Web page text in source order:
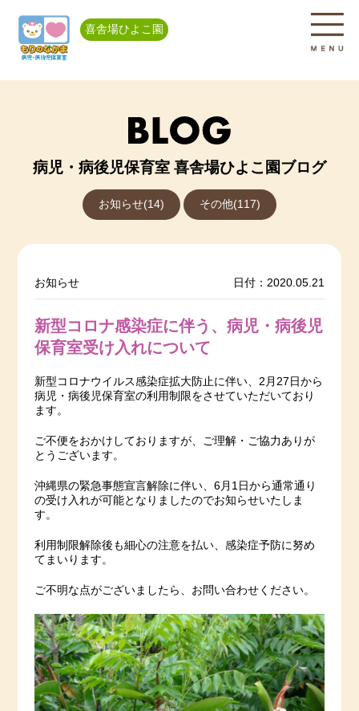
喜舎場ひよこ園
病児・病後児保育室 喜舎場ひよこ園ブログ
お知らせ(14) その他(117)
お知らせ 日付：2020.05.21
新型コロナ感染症に伴う、病児・病後児
保育室受け入れについて
新型コロナウイルス感染症拡大防止に伴い、2月27日から
病児・病後児保育室の利用制限をさせていただいており
ます。
ご不便をおかけしておりますが、ご理解・ご協力ありが
とうございます。
沖縄県の緊急事態宣言解除に伴い、6月1日から通常通り
の受け入れが可能となりましたのでお知らせいたしま
す。
利用制限解除後も細心の注意を払い、感染症予防に努め
てまいります。
ご不明な点がございましたら、お問い合わせください。